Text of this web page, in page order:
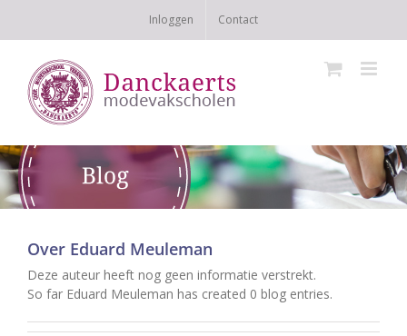
Inloggen Contact
Over Eduard Meuleman
Deze auteur heeft nog geen informatie verstrekt.
So far Eduard Meuleman has created 0 blog entries.